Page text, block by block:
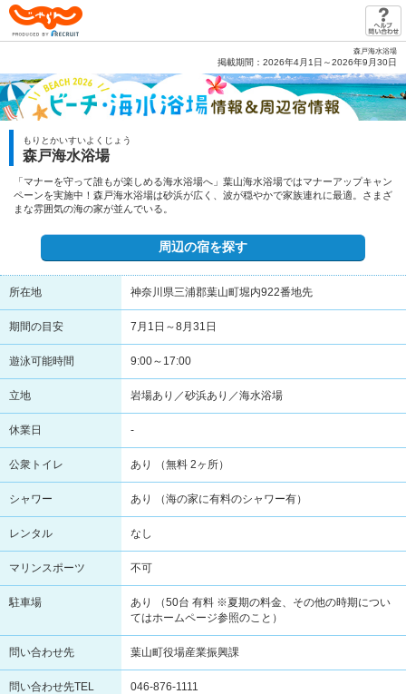
森戸海水浴場
掲載期間：2026年4月1日～2026年9月30日
もりとかいすいよくじょう
森戸海水浴場
「マナーを守って誰もが楽しめる海水浴場へ」葉山海水浴場ではマナーアップキャン
ペーンを実施中！森戸海水浴場は砂浜が広く、波が穏やかで家族連れに最適。さまざ
まな雰囲気の海の家が並んでいる。
周辺の宿を探す
所在地 神奈川県三浦郡葉山町堀内922番地先
期間の目安 7月1日～8月31日
遊泳可能時間 9:00～17:00
立地 岩場あり／砂浜あり／海水浴場
休業日 -
公衆トイレ あり （無料 2ヶ所）
シャワー あり （海の家に有料のシャワー有）
レンタル なし
マリンスポーツ 不可
駐車場
あり （50台 有料 ※夏期の料金、その他の時期につい
てはホームページ参照のこと）
問い合わせ先 葉山町役場産業振興課
問い合わせ先TEL 046-876-1111